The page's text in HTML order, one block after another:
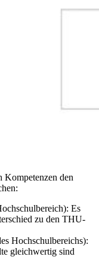
Servern zu
Kompetenzen den
Es
zu den THU-
Hochschulbereichs):
gleichwertig sind